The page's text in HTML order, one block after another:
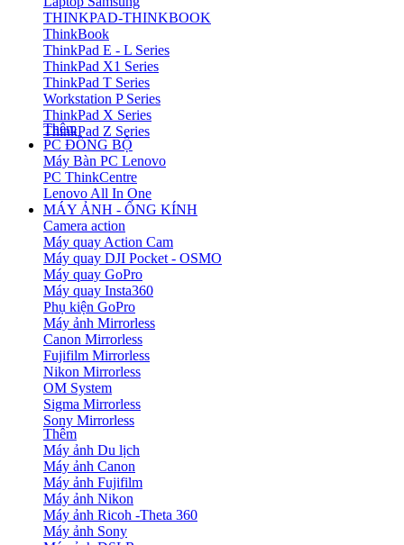
THINKPAD-THINKBOOK
ThinkBook
ThinkPad E - L Series
ThinkPad X1 Series
ThinkPad T Series
Workstation P Series
ThinkPad X Series
ThinkPad Z Series
Thêm
PC ĐỒNG BỘ
Máy Bàn PC Lenovo
PC ThinkCentre
Lenovo All In One
MÁY ẢNH - ỐNG KÍNH
Camera action
Máy quay Action Cam
Máy quay DJI Pocket - OSMO
Máy quay GoPro
Máy quay Insta360
Phụ kiện GoPro
Máy ảnh Mirrorless
Canon Mirrorless
Fujifilm Mirrorless
Nikon Mirrorless
OM System
Sigma Mirrorless
Sony Mirrorless
Thêm
Máy ảnh Du lịch
Máy ảnh Canon
Máy ảnh Fujifilm
Máy ảnh Nikon
Máy ảnh Ricoh -Theta 360
Máy ảnh Sony